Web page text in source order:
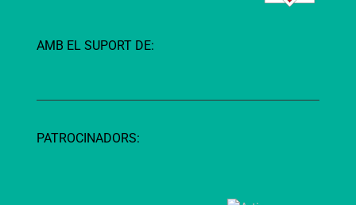
AMB EL SUPORT DE:
PATROCINADORS: